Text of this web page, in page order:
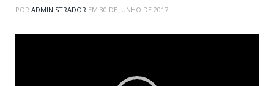
POR ADMINISTRADOR EM 30 DE JUNHO DE 2017